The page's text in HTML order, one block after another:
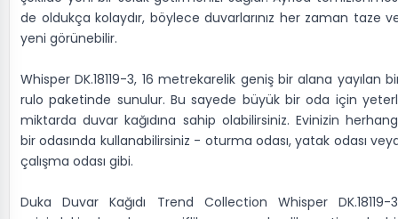
de oldukça kolaydır, böylece duvarlarınız her zaman taze
yeni görünebilir.
Whisper DK.18119-3, 16 metrekarelik geniş bir alana yayılan
rulo paketinde sunulur. Bu sayede büyük bir oda için
miktarda duvar kağıdına sahip olabilirsiniz. Evinizin
bir odasında kullanabilirsiniz - oturma odası, yatak odası
çalışma odası gibi.
Duka Duvar Kağıdı Trend Collection Whisper DK.18119-